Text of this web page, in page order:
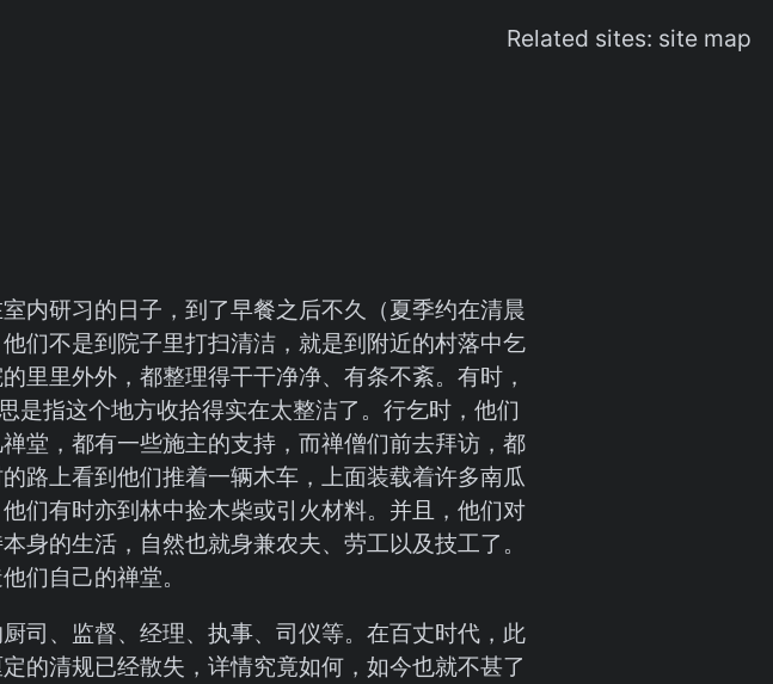
Related sites: site map
内研习的日子，到了早餐之后不久（夏季约在清晨
们不是到院子里打扫清洁，就是到附近的村落中乞
里里外外，都整理得干干净净、有条不紊。有时，
是指这个地方收拾得实在太整洁了。行乞时，他们
堂，都有一些施主的支持，而禅僧们前去拜访，都
路上看到他们推着一辆木车，上面装载着许多南瓜
们有时亦到林中捡木柴或引火材料。并且，他们对
身的生活，自然也就身兼农夫、劳工以及技工了。
们自己的禅堂。
司、监督、经理、执事、司仪等。在百丈时代，此
的清规已经散失，详情究竟如何，如今也就不甚了